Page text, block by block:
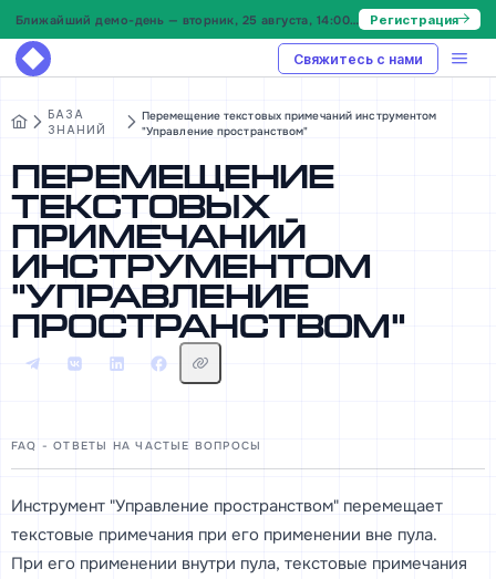
Ближайший демо-день — вторник, 25 августа, 14:00 МСК Регистрация
Свяжитесь с нами
БАЗА
ЗНАНИЙ
Перемещение текстовых примечаний инструментом
"Управление пространством"
Перемещение
текстовых
примечаний
инструментом
"Управление
пространством"
FAQ - ОТВЕТЫ НА ЧАСТЫЕ ВОПРОСЫ
Инструмент "Управление пространством" перемещает
текстовые примечания при его применении вне пула.
При его применении внутри пула, текстовые примечания